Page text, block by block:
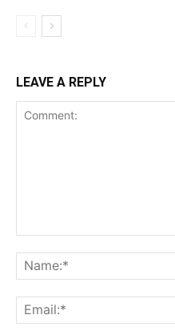
LEAVE A REPLY